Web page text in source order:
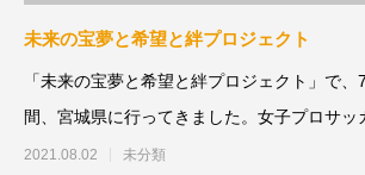
未来の宝夢と希望と絆プロジェクト
「未来の宝夢と希望と絆プロジェクト」で
間、宮城県に行ってきました。女子プロサッ
子プロ
2021.08.02 未分類